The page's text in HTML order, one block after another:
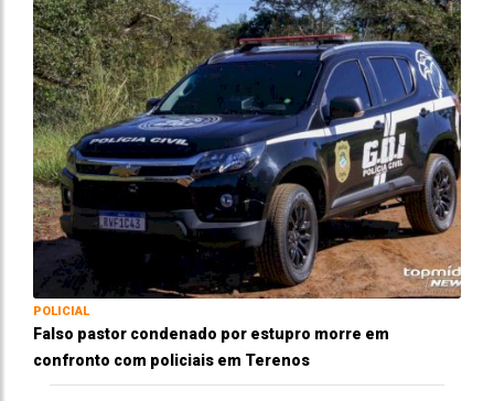
POLICIAL
Falso pastor condenado por estupro morre em
confronto com policiais em Terenos